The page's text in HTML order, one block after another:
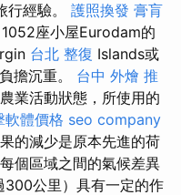
行經驗。 護照換發 膏肓
座小屋Eurodam的
台北 整復 Islands或
擔沉重。 台中 外燴 推
業活動狀態，所使用的
軟體價格 seo company
的減少是原本先進的荷
每個區域之間的氣候差異
300公里）具有一定的作